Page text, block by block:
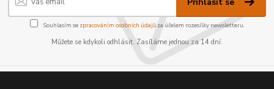
Souhlasím se zpracováním osobních údajůza účelem rozesílky newsletteru.
Můžete se kdykoli odhlásit. Zasíláme jednou za 14 dní.